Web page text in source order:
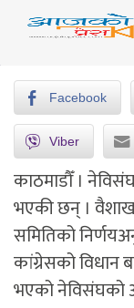
Facebook
Viber
काठमाडौँ ।
भएकी छन् । वैशाख
समितिको
कांग्रेसको विधान
भएको नेविसंघको